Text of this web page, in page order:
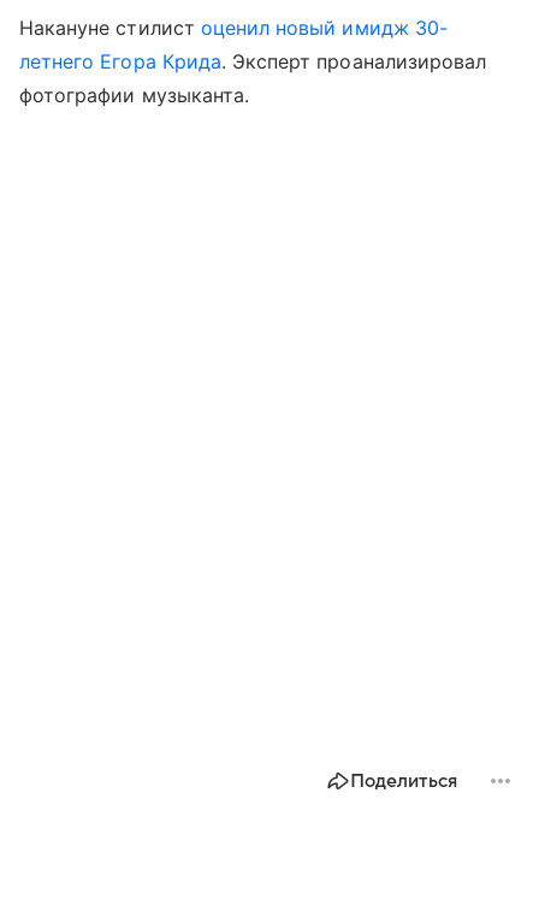
Накануне стилист оценил новый имидж 30-
летнего Егора Крида. Эксперт проанализировал
фотографии музыканта.
Поделиться